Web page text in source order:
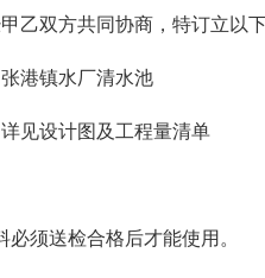
乙双方共同协商，特订立以
港镇水厂清水池
见设计图及工程量清单
必须送检合格后才能使用。